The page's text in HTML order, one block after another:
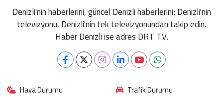
Denizli'nin haberlerini, güncel Denizli haberlerini; Denizli'nin
televizyonu, Denizli'nin tek televizyonundan takip edin.
Haber Denizli ise adres DRT TV.
Hava Durumu
Trafik Durumu